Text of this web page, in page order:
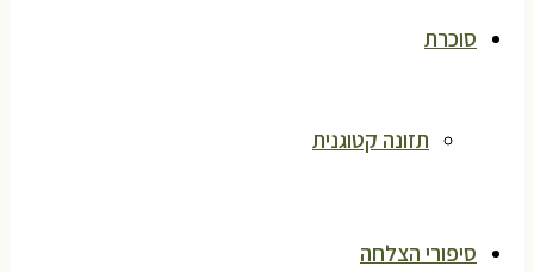
סוכרת
תזונה קטוגנית
סיפורי הצלחה